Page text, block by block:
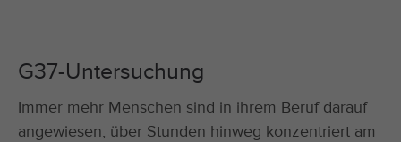
G37-Untersuchung
Immer mehr Menschen sind in ihrem Beruf darauf
angewiesen, über Stunden hinweg konzentriert am